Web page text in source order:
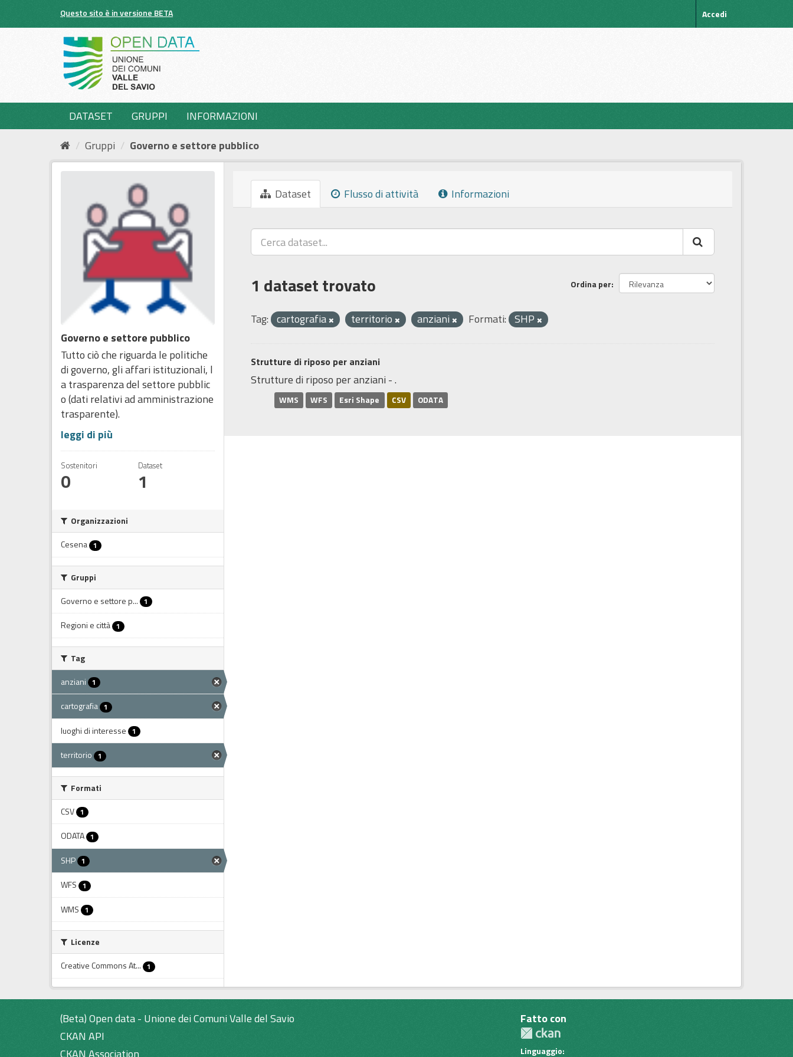
Questo sito è in versione BETA Accedi
DATASET GRUPPI
INFORMAZIONI
Gruppi
Governo e settore pubblico
Governo e settore pubblico
Tutto ciò che riguarda le politiche
di governo, gli affari istituzionali, l
a trasparenza del settore pubblic
o (dati relativi ad amministrazione
trasparente).
leggi di più
Sostenitori
0
Dataset
1
Organizzazioni
Cesena 1
Gruppi
Governo e settore p... 1
Regioni e città 1
Tag
anziani 1
cartografia 1
luoghi di interesse 1
territorio 1
Formati
CSV 1
ODATA 1
SHP 1
WFS 1
WMS 1
Licenze
Creative Commons At... 1
Dataset Flusso di attività Informazioni
Ordina per
1 dataset trovato
Tag: cartografia territorio anziani Formati: SHP
Strutture di riposo per anziani
Strutture di riposo per anziani - .
WMS WFS Esri Shape CSV ODATA
(Beta) Open data - Unione dei Comuni Valle del Savio
CKAN API
CKAN Association
Fatto con
Linguaggio